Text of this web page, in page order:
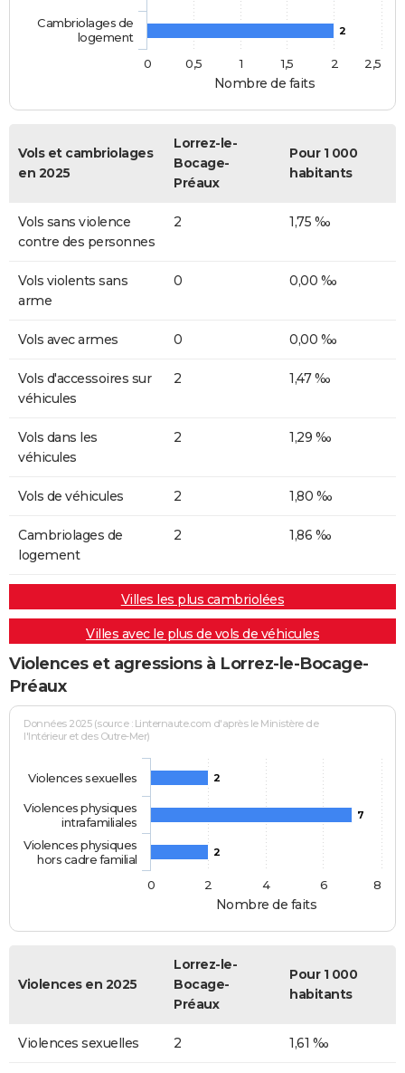
Nombre de faits
2
Cambriolages de
logement
0
0,5 1 1,5 2 2,5
Vols et cambriolages
en 2025
Lorrez-le-
Bocage-
Préaux
Pour 1 000
habitants
Vols sans violence
contre des personnes
2 1,75 ‰
Vols violents sans
arme
0 0,00 ‰
Vols avec armes 0 0,00 ‰
Vols d'accessoires sur
véhicules
2 1,47 ‰
Vols dans les
véhicules
2 1,29 ‰
Vols de véhicules 2 1,80 ‰
Cambriolages de
logement
2 1,86 ‰
Villes les plus cambriolées
Villes avec le plus de vols de véhicules
Violences et agressions à Lorrez-le-Bocage-
Préaux
Nombre de faits
Données 2025 (source : Linternaute.com d'après le Ministère de
l'Intérieur et des Outre-Mer)
2
7
2
Violences sexuelles
Violences physiques
intrafamiliales
Violences physiques
hors cadre familial
0
2 4 6 8
Violences en 2025
Lorrez-le-
Bocage-
Préaux
Pour 1 000
habitants
Violences sexuelles 2 1,61 ‰